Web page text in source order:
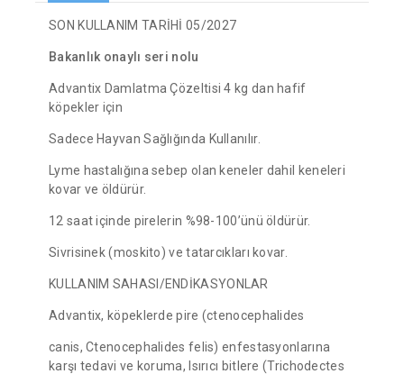
SON KULLANIM TARİHİ 05/2027
Bakanlık onaylı seri nolu
Advantix Damlatma Çözeltisi 4 kg dan hafif
köpekler için
Sadece Hayvan Sağlığında Kullanılır.
Lyme hastalığına sebep olan keneler dahil keneleri
kovar ve öldürür.
12 saat içinde pirelerin %98-100’ünü öldürür.
Sivrisinek (moskito) ve tatarcıkları kovar.
KULLANIM SAHASI/ENDİKASYONLAR
Advantix, köpeklerde pire (ctenocephalides
canis, Ctenocephalides felis) enfestasyonlarına
karşı tedavi ve koruma, Isırıcı bitlere (Trichodectes